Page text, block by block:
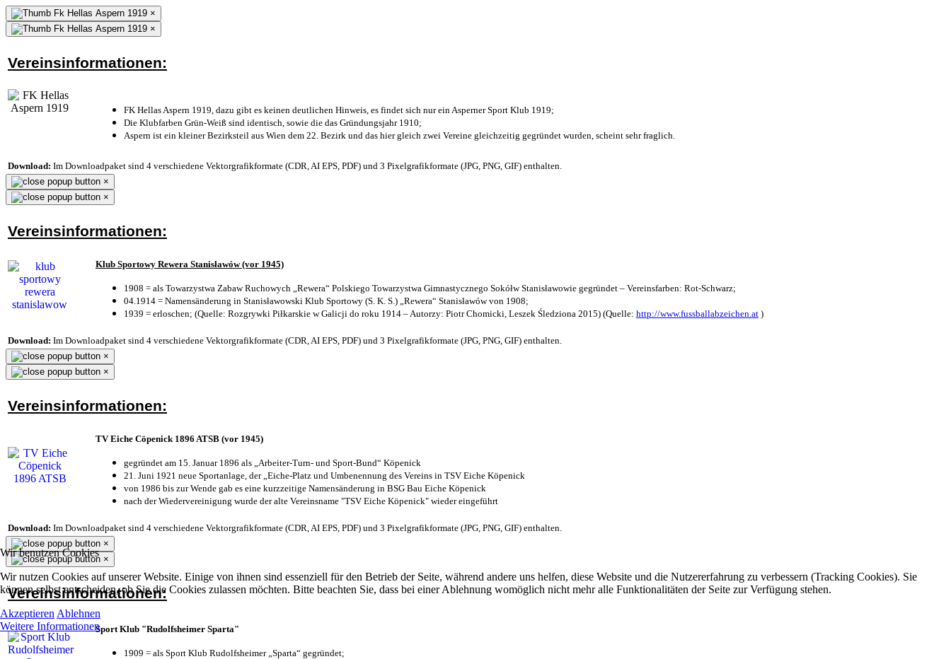
Wir benutzen Cookies
Wir nutzen Cookies auf unserer Website. Einige von ihnen sind essenziell für den Betrieb der Seite, während andere uns helfen, diese Website und die Nutzererfahrung zu verbessern (Tracking Cookies). Sie
können selbst entscheiden, ob Sie die Cookies zulassen möchten. Bitte beachten Sie, dass bei einer Ablehnung womöglich nicht mehr alle Funktionalitäten der Seite zur Verfügung stehen.
Akzeptieren Ablehnen
Weitere Informationen
×
×
Vereinsinformationen:
FK Hellas Aspern 1919, dazu gibt es keinen deutlichen Hinweis, es findet sich nur ein Asperner Sport Klub 1919;
Die Klubfarben Grün-Weiß sind identisch, sowie die das Gründungsjahr 1910;
Aspern ist ein kleiner Bezirksteil aus Wien dem 22. Bezirk und das hier gleich zwei Vereine gleichzeitig gegründet wurden, scheint sehr fraglich.
Download: Im Downloadpaket sind 4 verschiedene Vektorgrafikformate (CDR, AI EPS, PDF) und 3 Pixelgrafikformate (JPG, PNG, GIF) enthalten.
×
×
Vereinsinformationen:
Klub Sportowy Rewera Stanisławów (vor 1945)
1908 = als Towarzystwa Zabaw Ruchowych „Rewera“ Polskiego Towarzystwa Gimnastycznego Sokółw Stanisławowie gegründet – Vereinsfarben: Rot-Schwarz;
04.1914 = Namensänderung in Stanisławowski Klub Sportowy (S. K. S.) „Rewera“ Stanisławów von 1908;
1939 = erloschen; (Quelle: Rozgrywki Piłkarskie w Galicji do roku 1914 – Autorzy: Piotr Chomicki, Leszek Śledziona 2015) (Quelle: http://www.fussballabzeichen.at )
Download: Im Downloadpaket sind 4 verschiedene Vektorgrafikformate (CDR, AI EPS, PDF) und 3 Pixelgrafikformate (JPG, PNG, GIF) enthalten.
×
×
Vereinsinformationen:
TV Eiche Cöpenick 1896 ATSB (vor 1945)
gegründet am 15. Januar 1896 als „Arbeiter-Turn- und Sport-Bund“ Köpenick
21. Juni 1921 neue Sportanlage, der „Eiche-Platz und Umbenennung des Vereins in TSV Eiche Köpenick
von 1986 bis zur Wende gab es eine kurzzeitige Namensänderung in BSG Bau Eiche Köpenick
nach der Wiedervereinigung wurde der alte Vereinsname "TSV Eiche Köpenick" wieder eingeführt
Download: Im Downloadpaket sind 4 verschiedene Vektorgrafikformate (CDR, AI EPS, PDF) und 3 Pixelgrafikformate (JPG, PNG, GIF) enthalten.
×
×
Vereinsinformationen:
Sport Klub "Rudolfsheimer Sparta"
1909 = als Sport Klub Rudolfsheimer „Sparta“ gegründet;